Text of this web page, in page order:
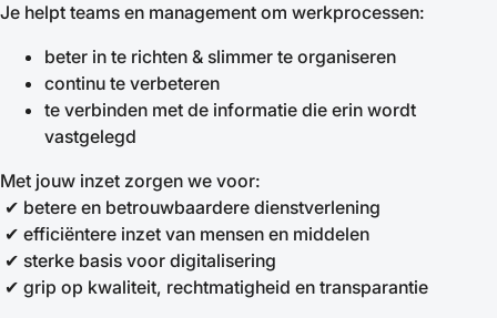
Je helpt teams en management om werkprocessen:
beter in te richten & slimmer te organiseren
continu te verbeteren
te verbinden met de informatie die erin wordt
vastgelegd
Met jouw inzet zorgen we voor:
✔ betere en betrouwbaardere dienstverlening
✔ efficiëntere inzet van mensen en middelen
✔ sterke basis voor digitalisering
✔ grip op kwaliteit, rechtmatigheid en transparantie